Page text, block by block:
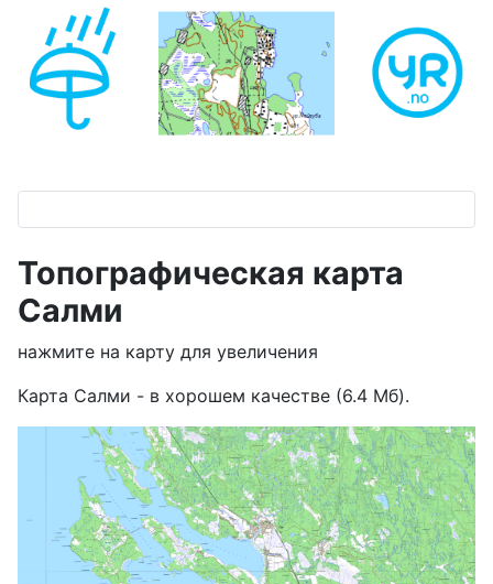
Топографическая карта
Салми
нажмите на карту для увеличения
Карта Салми - в хорошем качестве (6.4 Мб).